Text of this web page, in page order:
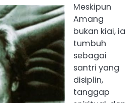
Meskipun
Amang
bukan kiai, ia
tumbuh
sebagai
santri yang
disiplin,
tanggap